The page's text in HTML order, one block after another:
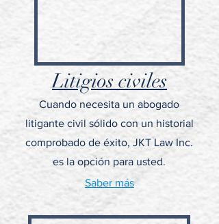
Litigios civiles
Cuando necesita un abogado
litigante civil sólido con un historial
comprobado de éxito, JKT Law Inc.
es la opción para usted.
Saber más